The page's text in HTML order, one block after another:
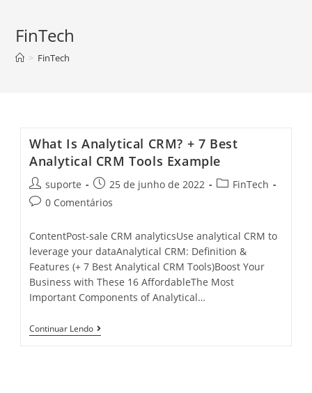
FinTech
> FinTech
What Is Analytical CRM? + 7 Best
Analytical CRM Tools Example
suporte 25 de junho de 2022
FinTech
0 Comentários
ContentPost-sale CRM analyticsUse analytical CRM to
leverage your dataAnalytical CRM: Definition &
Features (+ 7 Best Analytical CRM Tools)Boost Your
Business with These 16 AffordableThe Most
Important Components of Analytical…
Continuar Lendo